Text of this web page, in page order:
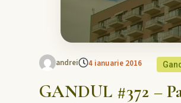
andrei 4 ianuarie 2016
GANDUL #372 –